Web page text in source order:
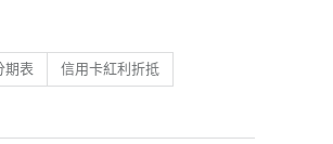
期表 信用卡紅利折抵